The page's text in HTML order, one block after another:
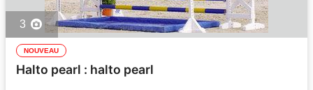
3
NOUVEAU
Halto pearl : halto pearl